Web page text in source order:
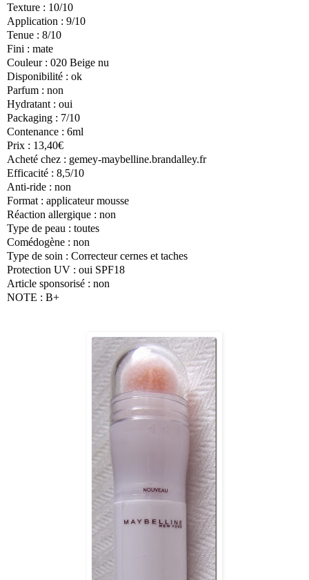
Texture : 10/10
Application : 9/10
Tenue : 8/10
Fini : mate
Couleur : 020 Beige nu
Disponibilité : ok
Parfum : non
Hydratant : oui
Packaging : 7/10
Contenance : 6ml
Prix : 13,40€
Acheté chez : gemey-maybelline.brandalley.fr
Efficacité : 8,5/10
Anti-ride : non
Format : applicateur mousse
Réaction allergique : non
Type de peau : toutes
Comédogène : non
Type de soin : Correcteur cernes et taches
Protection UV : oui SPF18
Article sponsorisé : non
NOTE : B+